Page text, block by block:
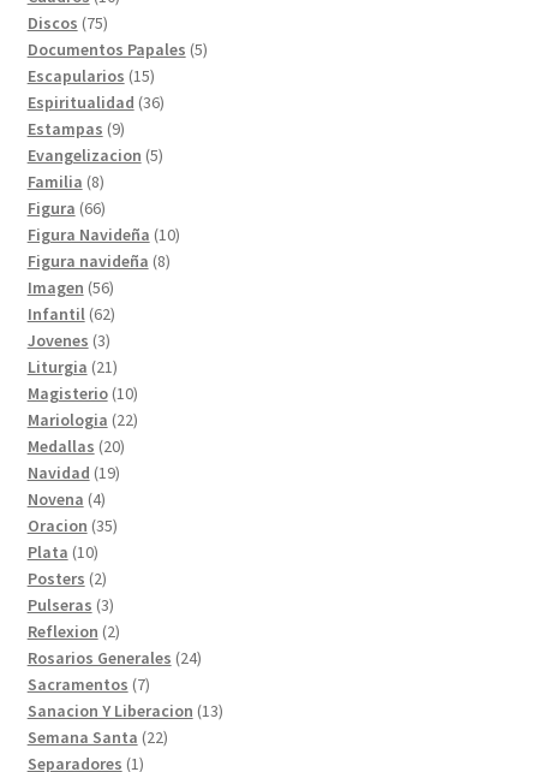
Discos 7575
productos
Documentos Papales 55
Escapularios 1515
productos
Espiritualidad 3636
Estampas 99
productos
Evangelizacion 55
Familia 88
productos
Figura 6666
productos
Figura Navideña 1010
Figura navideña 88
Imagen 5656
productos
Infantil 6262
productos
Jovenes 33
productos
Liturgia 2121
productos
Magisterio 1010
productos
Mariologia 2222
Medallas 2020
productos
Navidad 1919
Novena 44
productos
Oracion 3535
Plata 1010
productos
Posters 22
productos
Pulseras 33
productos
Reflexion 22
productos
Rosarios Generales 2424
Sacramentos 77
productos
Sanacion Y Liberacion 1313
Semana Santa 2222
Separadores 11